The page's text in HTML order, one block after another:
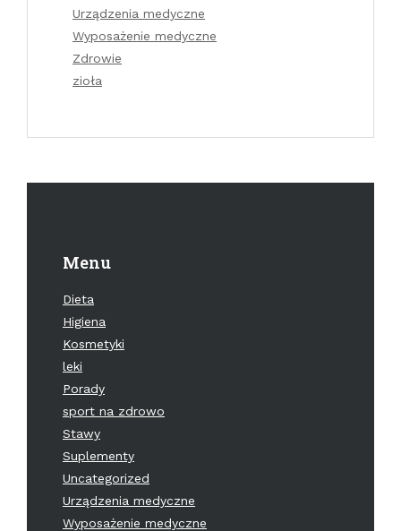
Urządzenia medyczne
Wyposażenie medyczne
Zdrowie
zioła
Menu
Dieta
Higiena
Kosmetyki
leki
Porady
sport na zdrowo
Stawy
Suplementy
Uncategorized
Urządzenia medyczne
Wyposażenie medyczne